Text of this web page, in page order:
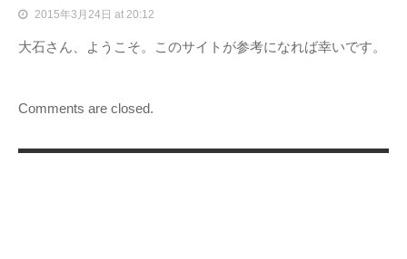
2015年3月24日 at 20:12
大石さん、ようこそ。このサイトが参考になれば幸いです。
Comments are closed.